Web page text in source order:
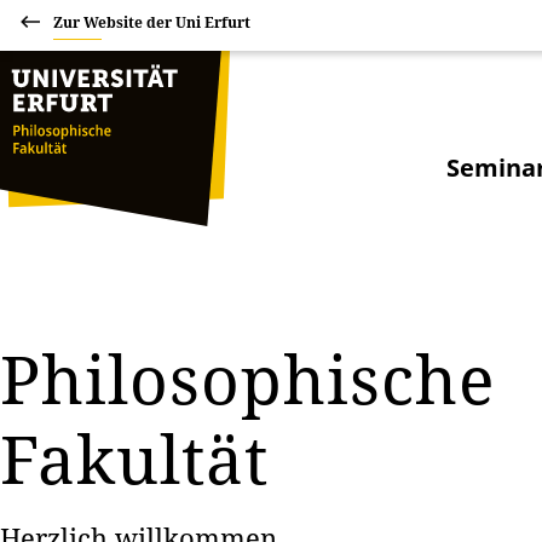
Zur Website der Uni Erfurt
Philosophische
Fakultät